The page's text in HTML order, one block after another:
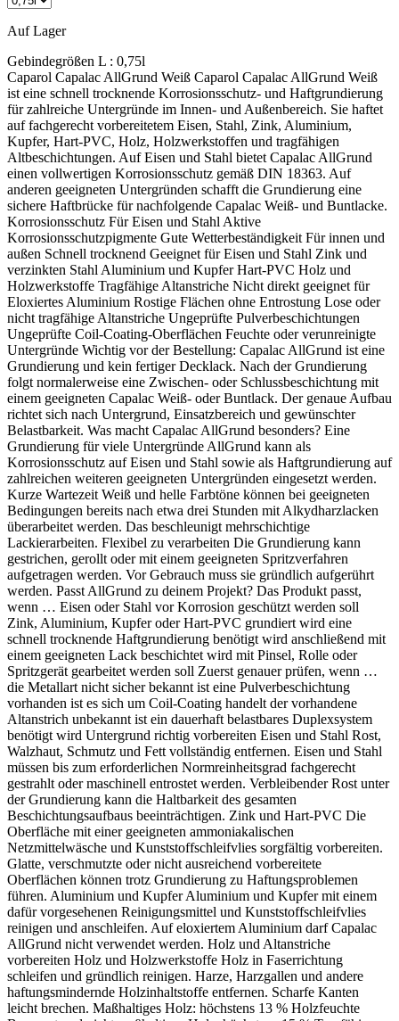
Auf Lager
Gebindegrößen L : 0,75l
Caparol Capalac AllGrund Weiß Caparol Capalac AllGrund Weiß ist eine schnell trocknende Korrosionsschutz- und Haftgrundierung für zahlreiche Untergründe im Innen- und Außenbereich. Sie haftet auf fachgerecht vorbereitetem Eisen, Stahl, Zink, Aluminium, Kupfer, Hart-PVC, Holz, Holzwerkstoffen und tragfähigen Altbeschichtungen. Auf Eisen und Stahl bietet Capalac AllGrund einen vollwertigen Korrosionsschutz gemäß DIN 18363. Auf anderen geeigneten Untergründen schafft die Grundierung eine sichere Haftbrücke für nachfolgende Capalac Weiß- und Buntlacke. Korrosionsschutz Für Eisen und Stahl Aktive Korrosionsschutzpigmente Gute Wetterbeständigkeit Für innen und außen Schnell trocknend Geeignet für Eisen und Stahl Zink und verzinkten Stahl Aluminium und Kupfer Hart-PVC Holz und Holzwerkstoffe Tragfähige Altanstriche Nicht direkt geeignet für Eloxiertes Aluminium Rostige Flächen ohne Entrostung Lose oder nicht tragfähige Altanstriche Ungeprüfte Pulverbeschichtungen Ungeprüfte Coil-Coating-Oberflächen Feuchte oder verunreinigte Untergründe Wichtig vor der Bestellung: Capalac AllGrund ist eine Grundierung und kein fertiger Decklack. Nach der Grundierung folgt normalerweise eine Zwischen- oder Schlussbeschichtung mit einem geeigneten Capalac Weiß- oder Buntlack. Der genaue Aufbau richtet sich nach Untergrund, Einsatzbereich und gewünschter Belastbarkeit. Was macht Capalac AllGrund besonders? Eine Grundierung für viele Untergründe AllGrund kann als Korrosionsschutz auf Eisen und Stahl sowie als Haftgrundierung auf zahlreichen weiteren geeigneten Untergründen eingesetzt werden. Kurze Wartezeit Weiß und helle Farbtöne können bei geeigneten Bedingungen bereits nach etwa drei Stunden mit Alkydharzlacken überarbeitet werden. Das beschleunigt mehrschichtige Lackierarbeiten. Flexibel zu verarbeiten Die Grundierung kann gestrichen, gerollt oder mit einem geeigneten Spritzverfahren aufgetragen werden. Vor Gebrauch muss sie gründlich aufgerührt werden. Passt AllGrund zu deinem Projekt? Das Produkt passt, wenn … Eisen oder Stahl vor Korrosion geschützt werden soll Zink, Aluminium, Kupfer oder Hart-PVC grundiert wird eine schnell trocknende Haftgrundierung benötigt wird anschließend mit einem geeigneten Lack beschichtet wird mit Pinsel, Rolle oder Spritzgerät gearbeitet werden soll Zuerst genauer prüfen, wenn … die Metallart nicht sicher bekannt ist eine Pulverbeschichtung vorhanden ist es sich um Coil-Coating handelt der vorhandene Altanstrich unbekannt ist ein dauerhaft belastbares Duplexsystem benötigt wird Untergrund richtig vorbereiten Eisen und Stahl Rost, Walzhaut, Schmutz und Fett vollständig entfernen. Eisen und Stahl müssen bis zum erforderlichen Normreinheitsgrad fachgerecht gestrahlt oder maschinell entrostet werden. Verbleibender Rost unter der Grundierung kann die Haltbarkeit des gesamten Beschichtungsaufbaus beeinträchtigen. Zink und Hart-PVC Die Oberfläche mit einer geeigneten ammoniakalischen Netzmittelwäsche und Kunststoffschleifvlies sorgfältig vorbereiten. Glatte, verschmutzte oder nicht ausreichend vorbereitete Oberflächen können trotz Grundierung zu Haftungsproblemen führen. Aluminium und Kupfer Aluminium und Kupfer mit einem dafür vorgesehenen Reinigungsmittel und Kunststoffschleifvlies reinigen und anschleifen. Auf eloxiertem Aluminium darf Capalac AllGrund nicht verwendet werden. Holz und Altanstriche vorbereiten Holz und Holzwerkstoffe Holz in Faserrichtung schleifen und gründlich reinigen. Harze, Harzgallen und andere haftungsmindernde Holzinhaltstoffe entfernen. Scharfe Kanten leicht brechen. Maßhaltiges Holz: höchstens 13 % Holzfeuchte Begrenzt und nicht maßhaltiges Holz: höchstens 15 % Tragfähige Altanstriche Fest haftende Altanstriche anschleifen und sorgfältig reinigen. Lose oder nicht tragfähige Beschichtungen müssen vollständig entfernt werden. Schadstellen passend zum darunterliegenden Holz-, Metall- oder Kunststoffuntergrund vorbereiten und grundieren. Beschichtungsaufbau nach Untergrund Holz innen und außen Holz im Innenbereich einmal mit Capalac AllGrund grundieren. Holz im Außenbereich zuerst mit Capalac Holz-Imprägniergrund behandeln und anschließend mit Capalac AllGrund grundieren. Danach folgt der geeignete Decklack. Eisen und Stahl Im Innenbereich ist normalerweise eine Grundbeschichtung mit Capalac AllGrund vorgesehen. Im Außenbereich werden für den Korrosionsschutz zwei Grundbeschichtungen mit Capalac AllGrund ausgeführt. Aluminium, Kupfer und Hart-PVC Nach der vorgeschriebenen Untergrundvorbereitung einmal mit Capalac AllGrund grundieren. Anschließend je nach System eine Zwischen- und Schlussbeschichtung mit einem geeigneten Capalac Lack ausführen. Sonderfall Zink und verzinkter Stahl: Vor nachfolgenden Alkydharzdecklacken müssen Zinkblech und verzinkter Stahl besonders sorgfältig vorbereitet werden. Caparol schreibt hier mindestens zwei Beschichtungen mit Capalac AllGrund vor, damit entstehendes Zinkoxid die Haftung des Decklacks nicht beeinträchtigt. Alternativ kommen Capalac 2K-EP-Haftgrund oder Disbon 481 EP-Uniprimer infrage. Verbrauch und Reichweite Streichen Auf senkrechten Flächen ca. 90–100 ml/m² je Auftrag. Ein Liter reicht rechnerisch für ungefähr 10–11 m² bei einer Beschichtung. Rollen Auf senkrechten Flächen ca. 80–90 ml/m² je Auftrag. Ein Liter reicht rechnerisch für ungefähr 11–12,5 m² bei einer Beschichtung. Waagerechte Flächen Beim Streichen oder Rollen ca. 110 ml/m² je Auftrag. Ein Liter reicht rechnerisch für ungefähr 9 m² bei einer Beschichtung. Beim Spritzen liegt der Richtverbrauch je nach Verfahren und Bauteillage bei etwa 120–170 ml/m². Untergrund, Form, Kanten, Werkzeug und Auftragsstärke beeinflussen den tatsächlichen Materialbedarf. Exakte Werte lassen sich nur durch eine Probebeschichtung ermitteln. Verarbeitung und Trocknung Verarbeitung Vor Gebrauch gründlich aufrühren Streichen, rollen oder spritzen Bei Bedarf mit Caparol AF-Verdünner verdünnen Zwischen den Beschichtungen anschleifen Schleifstaub vollständig entfernen Bedingungen Mindesttemperatur: 5 °C Günstiger Bereich: 10–25 °C Relative Luftfeuchtigkeit: höchstens 80 % Untergrund muss trocken und sauber sein Trocknung bei 20 °C Staubtrocken nach ca. 1 Stunde Grifffest nach ca. 3–6 Stunden Weiß mit Alkydharzlack überstreichbar nach ca. 3 Stunden Mit Wasserlacken überstreichbar nach mindestens 12 Stunden Niedrigere Temperaturen, eine höhere Luftfeuchtigkeit und größere Schichtdicken verlängern die Trocknung. Intensiv getönte Varianten benötigen vor dem Überlackieren mit Alkydharzlacken etwa sechs Stunden. Häufige Fragen Ist AllGrund auch der Decklack? Nein. Capalac AllGrund schafft Haftung und Korrosionsschutz. Anschließend wird normalerweise ein geeigneter Weiß- oder Buntlack als Schlussbeschichtung aufgetragen. Muss Rost vorher entfernt werden? Ja. Die Grundierung ist kein Rostumwandler. Eisen und Stahl müssen vor dem Auftrag